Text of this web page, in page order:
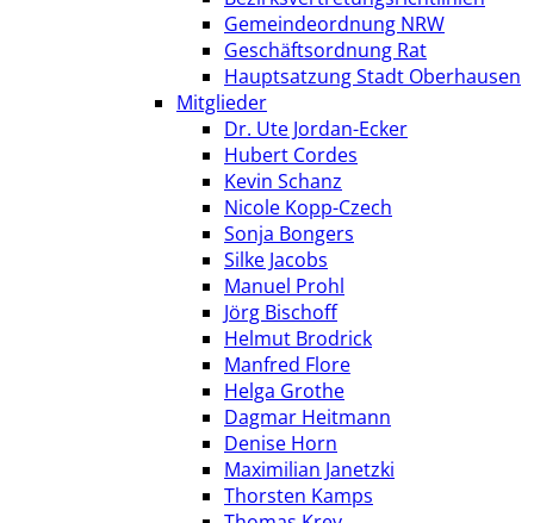
Gemeindeordnung NRW
Geschäftsordnung Rat
Hauptsatzung Stadt Oberhausen
Mitglieder
Dr. Ute Jordan-Ecker
Hubert Cordes
Kevin Schanz
Nicole Kopp-Czech
Sonja Bongers
Silke Jacobs
Manuel Prohl
Jörg Bischoff
Helmut Brodrick
Manfred Flore
Helga Grothe
Dagmar Heitmann
Denise Horn
Maximilian Janetzki
Thorsten Kamps